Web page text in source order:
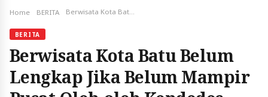
Home BERITA
BERITA
Berwisata Kota Batu Belum
Lengkap Jika Belum Mampir